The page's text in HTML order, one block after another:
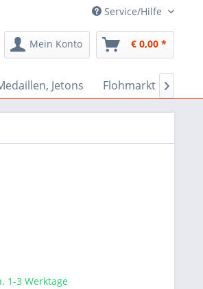
Service/Hilfe
Mein Konto € 0,00 *
Jetons Flohmarkt Bazar

1-3 Werktage